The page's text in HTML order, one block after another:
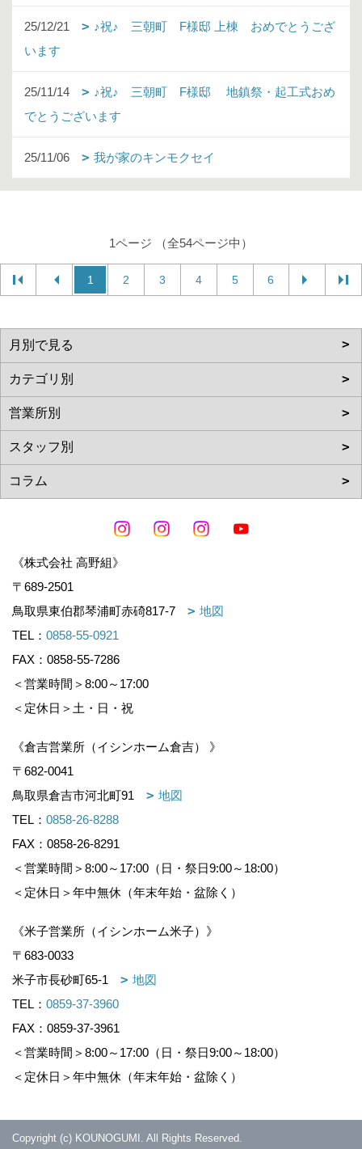
25/12/21
♪祝♪ 三朝町 F様邸 上棟 おめでとうござ
います
25/11/14
♪祝♪ 三朝町 F様邸 地鎮祭・起工式おめ
でとうございます
25/11/06 我が家のキンモクセイ
1ページ （全54ページ中）
1 2 3 4 5 6
《株式会社 高野組》
〒689-2501
鳥取県東伯郡琴浦町赤碕817-7
地図
TEL： 0858-55-0921
FAX：0858-55-7286
＜営業時間＞8:00～17:00
＜定休日＞土・日・祝
《倉吉営業所（イシンホーム倉吉） 》
〒682-0041
鳥取県倉吉市河北町91
地図
TEL： 0858-26-8288
FAX：0858-26-8291
＜営業時間＞8:00～17:00（日・祭日9:00～18:00）
＜定休日＞年中無休（年末年始・盆除く）
《米子営業所（イシンホーム米子）》
〒683-0033
米子市長砂町65-1
地図
TEL： 0859-37-3960
FAX：0859-37-3961
＜営業時間＞8:00～17:00（日・祭日9:00～18:00）
＜定休日＞年中無休（年末年始・盆除く）
Copyright (c) KOUNOGUMI. All Rights Reserved.